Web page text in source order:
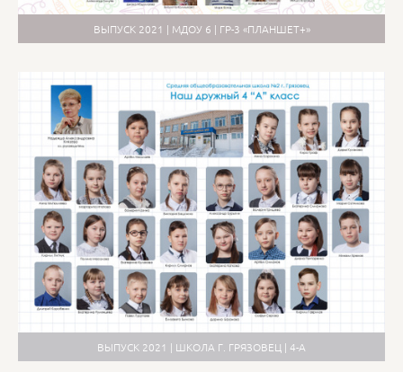
ВЫПУСК 2021 | МДОУ 6 | ГР-3 «ПЛАНШЕТ+»
ВЫПУСК 2021 | ШКОЛА Г. ГРЯЗОВЕЦ | 4-А